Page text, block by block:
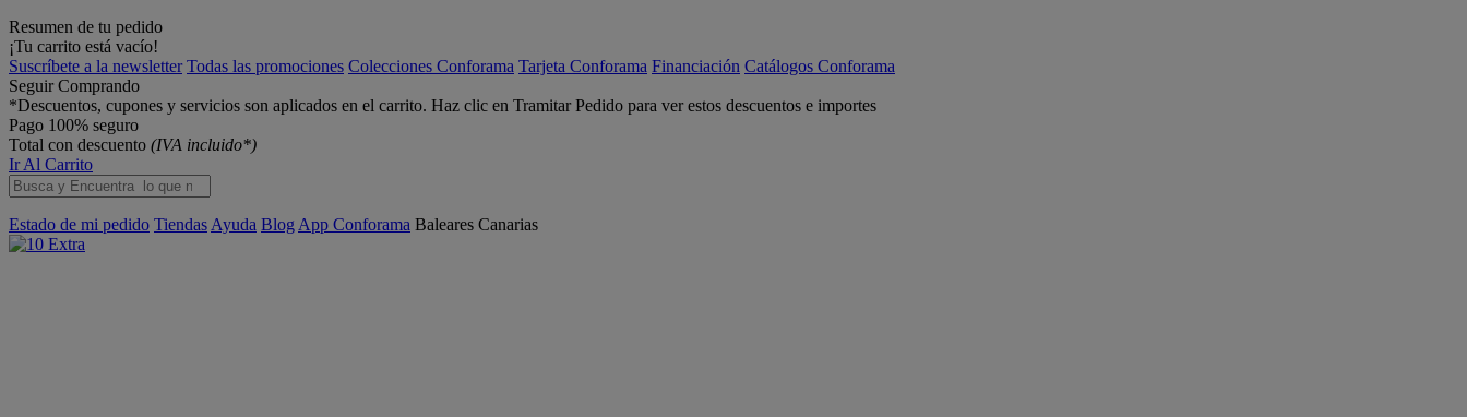
Resumen de tu pedido
¡Tu carrito está vacío!
Suscríbete a la newsletter Todas las promociones Colecciones Conforama Tarjeta Conforama Financiación Catálogos Conforama
Seguir Comprando
*Descuentos, cupones y servicios son aplicados en el carrito. Haz clic en Tramitar Pedido para ver estos descuentos e importes
Pago 100% seguro
Total con descuento (IVA incluido*)
Ir Al Carrito
Estado de mi pedido Tiendas Ayuda Blog App Conforama Baleares Canarias